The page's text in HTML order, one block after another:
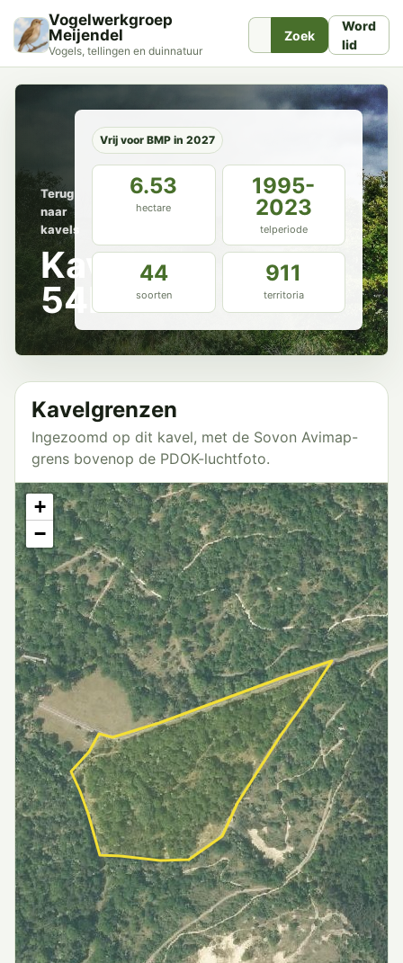
Vogelwerkgroep
Meijendel
Vogels, tellingen en duinnatuur
Zoek
Word
lid
Terug
naar
kavels
Kavel
54B
Vrij voor BMP in 2027
6.53
hectare
1995-
2023
telperiode
44
soorten
911
territoria
Kavelgrenzen
Ingezoomd op dit kavel, met de Sovon Avimap-
grens bovenop de PDOK-luchtfoto.
+
−